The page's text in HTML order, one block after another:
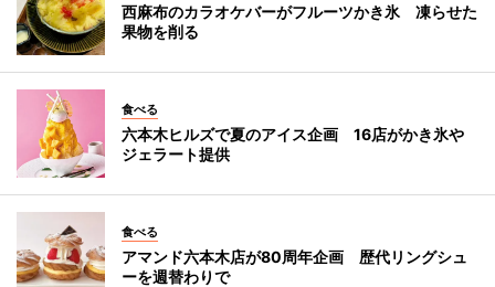
西麻布のカラオケバーがフルーツかき氷 凍らせた
果物を削る
食べる
六本木ヒルズで夏のアイス企画 16店がかき氷や
ジェラート提供
食べる
アマンド六本木店が80周年企画 歴代リングシュ
ーを週替わりで